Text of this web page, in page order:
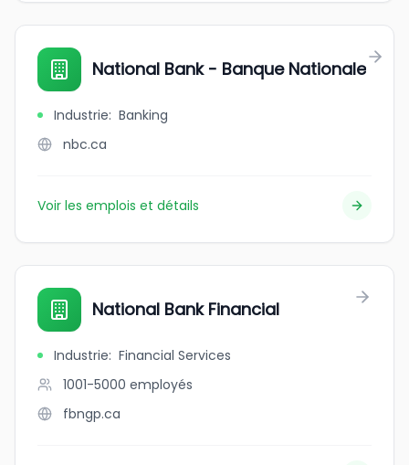
National Bank - Banque Nationale
Industrie: Banking
nbc.ca
Voir les emplois et détails
National Bank Financial
Industrie: Financial Services
1001-5000 employés
fbngp.ca